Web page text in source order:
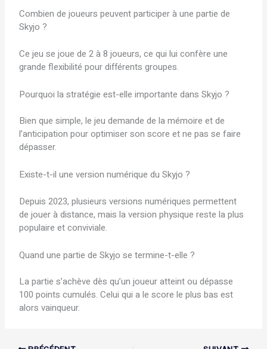
Combien de joueurs peuvent participer à une partie de
Skyjo ?
Ce jeu se joue de 2 à 8 joueurs, ce qui lui confère une
grande flexibilité pour différents groupes.
Pourquoi la stratégie est-elle importante dans Skyjo ?
Bien que simple, le jeu demande de la mémoire et de
l’anticipation pour optimiser son score et ne pas se faire
dépasser.
Existe-t-il une version numérique du Skyjo ?
Depuis 2023, plusieurs versions numériques permettent
de jouer à distance, mais la version physique reste la plus
populaire et conviviale.
Quand une partie de Skyjo se termine-t-elle ?
La partie s’achève dès qu’un joueur atteint ou dépasse
100 points cumulés. Celui qui a le score le plus bas est
alors vainqueur.